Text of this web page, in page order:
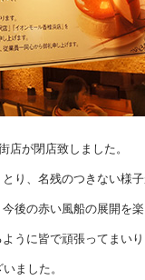
店が閉店致しました。
り、名残のつきない様
後の赤い風船の展開を
うに皆で頑張ってまい
ました。